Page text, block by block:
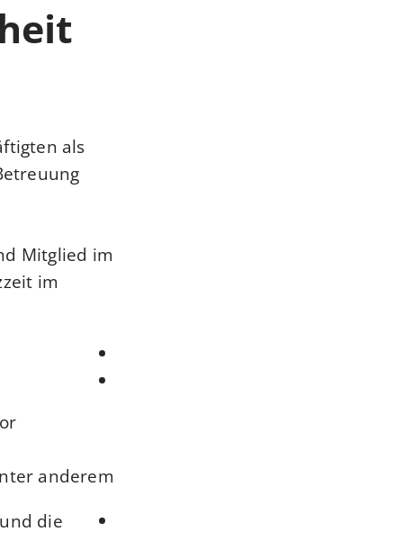
als
Mitglied im
im
anderem:
die